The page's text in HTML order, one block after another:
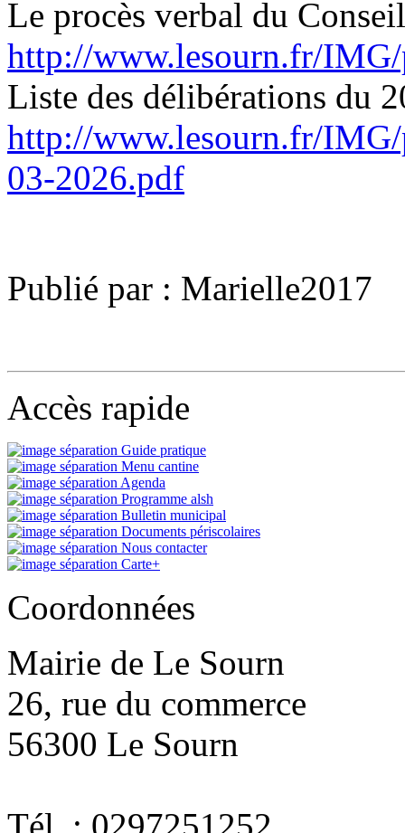
Le procès verbal du
http://www.lesourn.fr/
Liste des délibérations du
http://www.lesourn.fr/
03-2026.pdf
Publié par : Marielle2017
Accès rapide
Guide pratique
Menu cantine
Agenda
Programme alsh
Bulletin municipal
Documents périscolaires
Nous contacter
Carte+
Coordonnées
Mairie de Le Sourn
26, rue du commerce
56300 Le Sourn